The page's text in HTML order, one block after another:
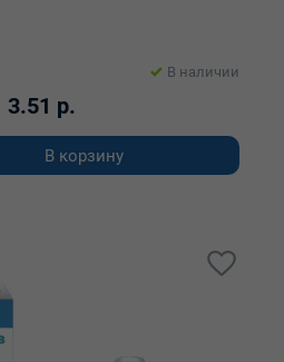
В наличии
3.51 р.
В корзину